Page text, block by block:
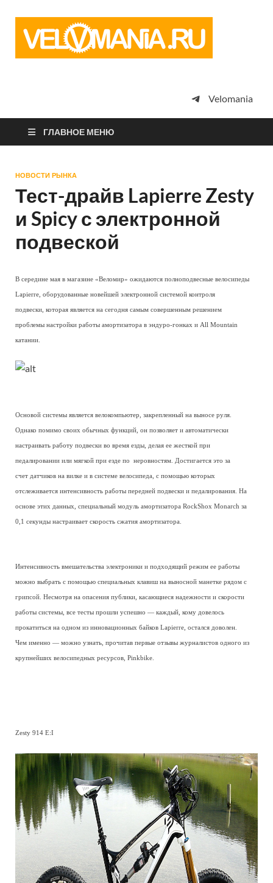
просто
Velomania
ГЛАВНОЕ МЕНЮ
НОВОСТИ РЫНКА
Тест-драйв Lapierre Zesty
и Spicy с электронной
подвеской
В середине мая в магазине «Веломир» ожидаются полноподвесные велосипеды
Lapierre, оборудованные новейшей электронной системой контроля
подвески, которая является на сегодня самым совершенным решением
проблемы настройки работы амортизатора в эндуро-гонках и All Mountain
катании.
Основой системы является велокомпьютер, закрепленный на выносе руля.
Однако помимо своих обычных функций, он позволяет и автоматически
настраивать работу подвески во время езды, делая ее жесткой при
педалировании или мягкой при езде по неровностям. Достигается это за
счет датчиков на вилке и в системе велосипеда, с помощью которых
отслеживается интенсивность работы передней подвески и педалирования. На
основе этих данных, специальный модуль амортизатора RockShox Monarch за
0,1 секунды настраивает скорость сжатия амортизатора.
Интенсивность вмешательства электроники и подходящий режим ее работы
можно выбрать с помощью специальных клавиш на выносной манетке рядом с
грипсой. Несмотря на опасения публики, касающиеся надежности и скорости
работы системы, все тесты прошли успешно — каждый, кому довелось
прокатиться на одном из инновационных байков Lapierre, остался доволен.
Чем именно — можно узнать, прочитав первые отзывы журналистов одного из
крупнейших велосипедных ресурсов, Pinkbike.
Zesty 914 E:I